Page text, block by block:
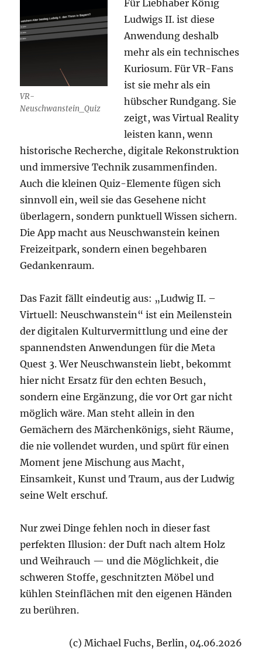
VR-
Neuschwanstein_Quiz
Für Liebhaber König
Ludwigs II. ist diese
Anwendung deshalb
mehr als ein technisches
Kuriosum. Für VR-Fans
ist sie mehr als ein
hübscher Rundgang. Sie
zeigt, was Virtual Reality
leisten kann, wenn
historische Recherche, digitale Rekonstruktion
und immersive Technik zusammenfinden.
Auch die kleinen Quiz-Elemente fügen sich
sinnvoll ein, weil sie das Gesehene nicht
überlagern, sondern punktuell Wissen sichern.
Die App macht aus Neuschwanstein keinen
Freizeitpark, sondern einen begehbaren
Gedankenraum.
Das Fazit fällt eindeutig aus: „Ludwig II. –
Virtuell: Neuschwanstein“ ist ein Meilenstein
der digitalen Kulturvermittlung und eine der
spannendsten Anwendungen für die Meta
Quest 3. Wer Neuschwanstein liebt, bekommt
hier nicht Ersatz für den echten Besuch,
sondern eine Ergänzung, die vor Ort gar nicht
möglich wäre. Man steht allein in den
Gemächern des Märchenkönigs, sieht Räume,
die nie vollendet wurden, und spürt für einen
Moment jene Mischung aus Macht,
Einsamkeit, Kunst und Traum, aus der Ludwig
seine Welt erschuf.
Nur zwei Dinge fehlen noch in dieser fast
perfekten Illusion: der Duft nach altem Holz
und Weihrauch — und die Möglichkeit, die
schweren Stoffe, geschnitzten Möbel und
kühlen Steinflächen mit den eigenen Händen
zu berühren.
(c) Michael Fuchs, Berlin, 04.06.2026